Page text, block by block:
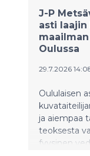
J-P
asti laajin
Oulussa
29.7.2026
Oululaisen
ja aiempaa
teoksesta
fyysinen